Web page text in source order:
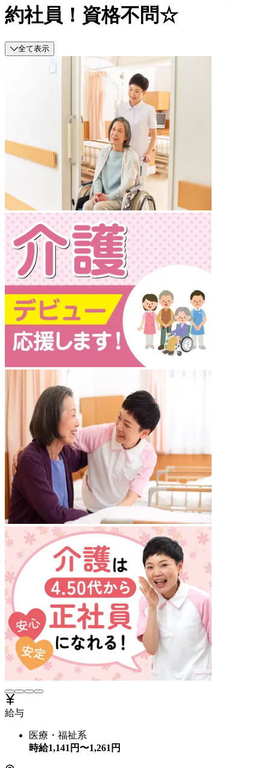
約社員！資格不問☆
全て表示
給与
医療・福祉系
時給1,141 円〜1,261 円